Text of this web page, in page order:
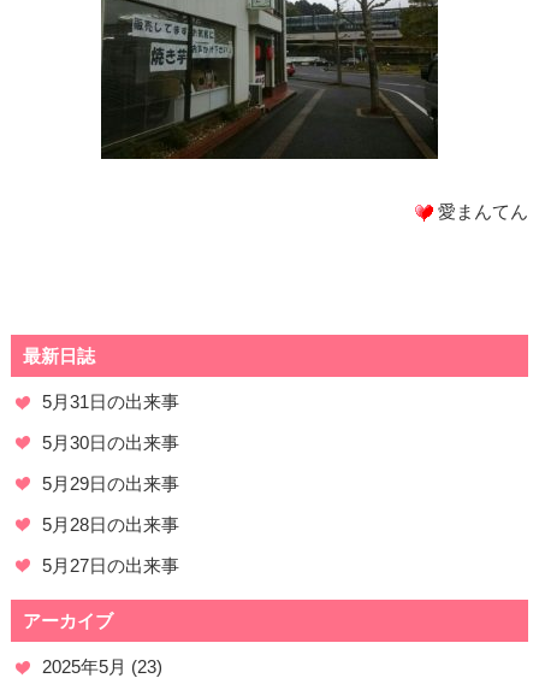
愛まんてん
最新日誌
5月31日の出来事
5月30日の出来事
5月29日の出来事
5月28日の出来事
5月27日の出来事
アーカイブ
2025年5月 (23)